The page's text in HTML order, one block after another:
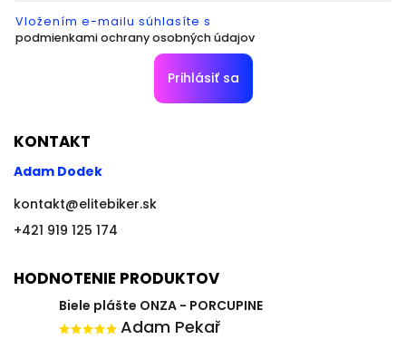
Vložením e-mailu súhlasíte s
podmienkami ochrany osobných údajov
Prihlásiť sa
KONTAKT
Adam Dodek
kontakt@elitebiker.sk
+421 919 125 174
HODNOTENIE PRODUKTOV
Biele plášte ONZA - PORCUPINE
Adam Pekař